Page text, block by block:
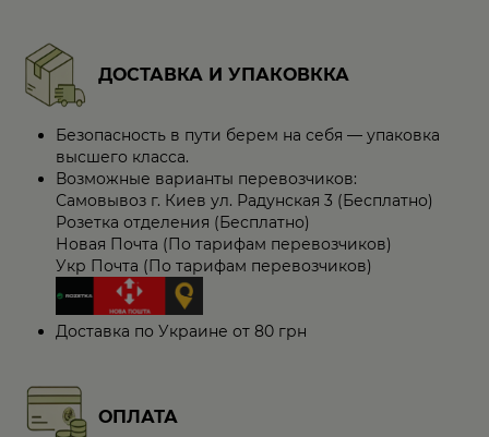
ДОСТАВКА И УПАКОВККА
Безопасность в пути берем на себя — упаковка
высшего класса.
Возможные варианты перевозчиков:
Самовывоз г. Киев ул. Радунская 3 (Бесплатно)
Розетка отделения (Бесплатно)
Новая Почта (По тарифам перевозчиков)
Укр Почта (По тарифам перевозчиков)
Доставка по Украине от 80 грн
ОПЛАТА